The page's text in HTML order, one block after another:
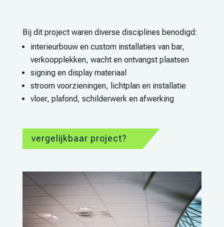
Bij dit project waren diverse disciplines benodigd:
interieurbouw en custom installaties van bar,
verkoopplekken, wacht en ontvangst plaatsen
signing en display materiaal
stroom voorzieningen, lichtplan en installatie
vloer, plafond, schilderwerk en afwerking
vergelijkbaar project?